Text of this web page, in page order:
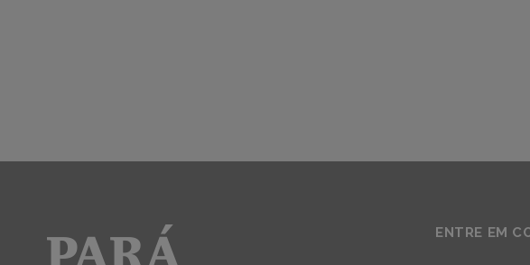
ENTRE EM